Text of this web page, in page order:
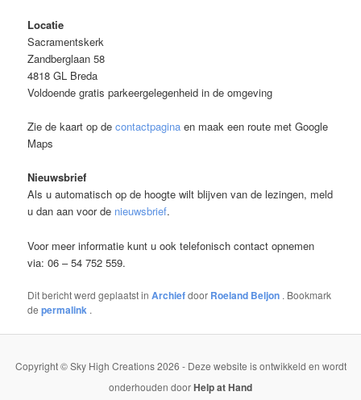
Locatie
Sacramentskerk
Zandberglaan 58
4818 GL Breda
Voldoende gratis parkeergelegenheid in de omgeving
Zie de kaart op decontactpagina en maak een route met Google
Maps
Nieuwsbrief
Als u automatisch op de hoogte wilt blijven van de lezingen, meld
u dan aan voor de nieuwsbrief.
Voor meer informatie kunt u ook telefonisch contact opnemen
via: 06 – 54 752 559.
Dit bericht werd geplaatst inArchiefdoor Roeland Beljon . Bookmark
depermalink .
Copyright © Sky High Creations 2026 - Deze website is ontwikkeld en wordt
onderhouden doorHelp at Hand